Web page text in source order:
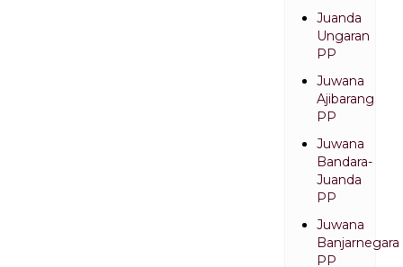
Juanda
Ungaran
PP
Juwana
Ajibarang
PP
Juwana
Bandara-
Juanda
PP
Juwana
Banjarnegara
PP